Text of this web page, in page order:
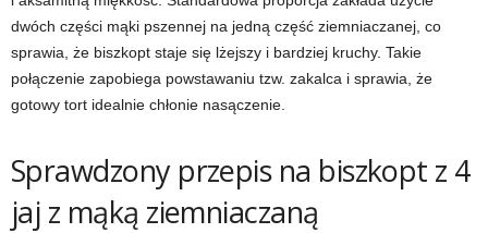
dwóch części mąki pszennej na jedną część ziemniaczanej, co
sprawia, że biszkopt staje się lżejszy i bardziej kruchy. Takie
połączenie zapobiega powstawaniu tzw. zakalca i sprawia, że
gotowy tort idealnie chłonie nasączenie.
Sprawdzony przepis na biszkopt z 4
jaj z mąką ziemniaczaną